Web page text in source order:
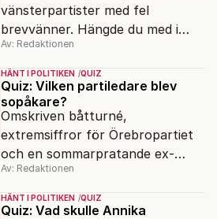
vänsterpartister med fel
brevvänner. Hängde du med i
politiken under valspurtens
första vecka?
Av: Redaktionen
HÄNT I POLITIKEN QUIZ
Quiz: Vilken partiledare blev
sopåkare?
Omskriven båtturné,
extremsiffror för Örebropartiet
och en sommarpratande ex-
minister. Har du koll på veckans
snackisar i politiken?
Av: Redaktionen
HÄNT I POLITIKEN QUIZ
Quiz: Vad skulle Annika